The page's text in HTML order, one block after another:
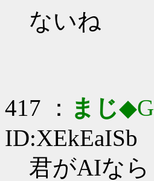
ないね
417 ： まじ
ID:XEkEaISb
君がAIなら